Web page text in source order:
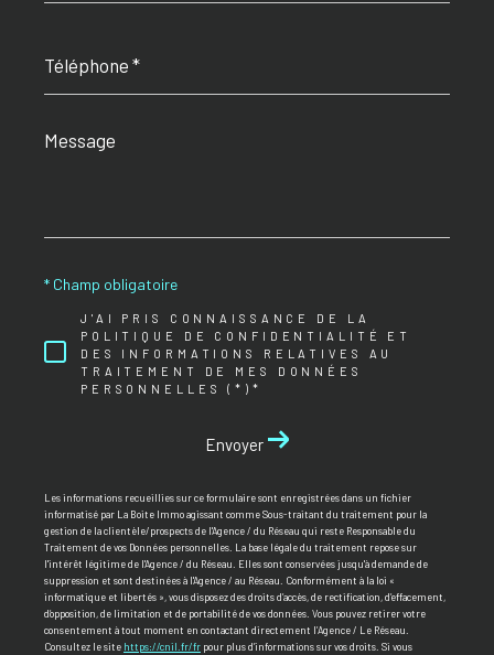
*
Message
*
J'AI PRIS CONNAISSANCE DE LA
POLITIQUE DE CONFIDENTIALITÉ ET
DES INFORMATIONS RELATIVES AU
TRAITEMENT DE MES DONNÉES
PERSONNELLES (*)*
* Champ obligatoire
Envoyer
Les informations recueillies sur ce formulaire sont enregistrées dans un fichier
informatisé par La Boite Immo agissant comme Sous-traitant du traitement pour la
gestion de la clientèle/prospects de l'Agence / du Réseau qui reste Responsable du
Traitement de vos Données personnelles. La base légale du traitement repose sur
l'intérêt légitime de l'Agence / du Réseau. Elles sont conservées jusqu'à demande de
suppression et sont destinées à l'Agence / au Réseau. Conformément à la loi «
informatique et libertés », vous disposez des droits d’accès, de rectification, d’effacement,
d’opposition, de limitation et de portabilité de vos données. Vous pouvez retirer votre
consentement à tout moment en contactant directement l’Agence / Le Réseau.
Consultez le site https://cnil.fr/fr pour plus d’informations sur vos droits. Si vous